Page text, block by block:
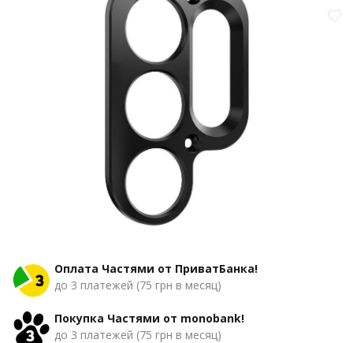
Оплата Частями от ПриватБанка!
до 3 платежей (75 грн в месяц)
Покупка Частями от monobank!
до 3 платежей (75 грн в месяц)